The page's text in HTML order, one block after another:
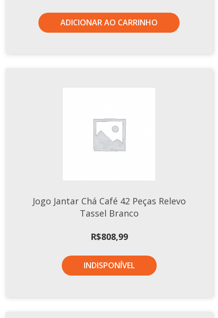
ADICIONAR AO CARRINHO
Jogo Jantar Chá Café 42 Peças Relevo
Tassel Branco
R$808,99
INDISPONÍVEL